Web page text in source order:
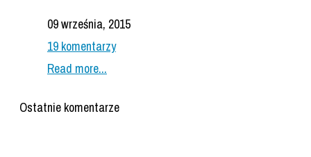
09 września, 2015
19 komentarzy
Read more...
Ostatnie komentarze